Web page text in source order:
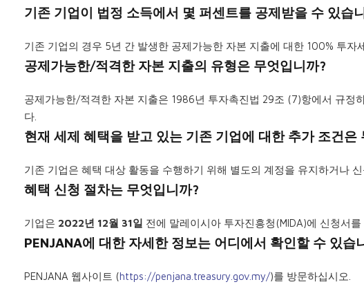
기존 기업이 법정 소득에서 몇 퍼센트를 공제받을 수 있습
기존 기업의 경우 5년 간 발생한 공제가능한 자본 지출에 대한 100% 투
공제가능한/적격한 자본 지출의 유형은 무엇입니까?
공제가능한/적격한 자본 지출은 1986년 투자촉진법 29조 (7)항에서 규정
다.
현재 세제 혜택을 받고 있는 기존 기업에 대한 추가 조건은
기존 기업은 혜택 대상 활동을 수행하기 위해 별도의 계정을 유지하거나
혜택 신청 절차는 무엇입니까?
기업은 2022년 12월 31일 전에 말레이시아 투자진흥청(MIDA)에 신청서
PENJANA에 대한 자세한 정보는 어디에서 확인할 수 있습
PENJANA 웹사이트 (https://penjana.treasury.gov.my/)를 방문하십시오.